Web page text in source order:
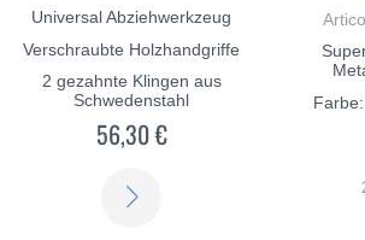
Universal Abziehwerkzeug
Verschraubte Holzhandgriffe
2 gezahnte Klingen aus
Schwedenstahl
56,30 €